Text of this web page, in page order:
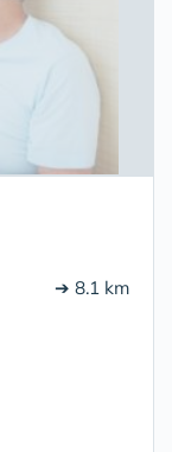
➔ 8.1 km